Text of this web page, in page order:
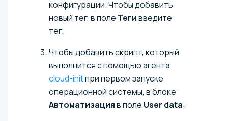
конфигурации. Чтобы добавить
новый тег, в поле Тегивведите
тег.
Чтобы добавить скрипт, который
выполнится с помощью агента
cloud-initпри первом запуске
операционной системы, в блоке
Автоматизацияв поле User data: